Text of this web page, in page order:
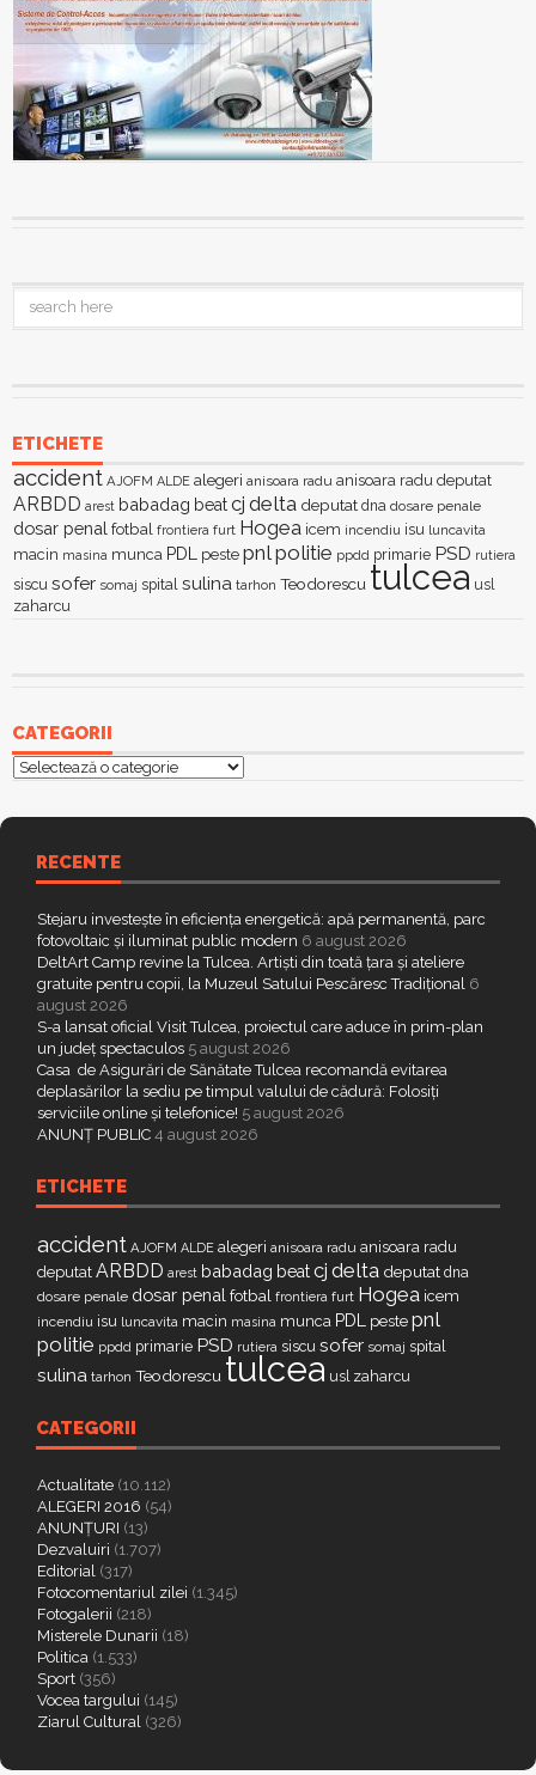
ETICHETE
accident AJOFM ALDE alegeri anisoara radu anisoara radu deputat
ARBDD arest babadag beatcj delta deputat dna dosare penale
dosar penal fotbal frontiera furt Hogea icem incendiu isu luncavita
macin masina munca PDL peste pnl politie ppdd primarie PSD rutiera
siscu sofer somaj spital sulina tarhon Teodorescu tulcea usl
zaharcu
CATEGORII
Categorii
RECENTE
Stejaru investește în eficiența energetică: apă permanentă, parc
fotovoltaic și iluminat public modern 6 august 2026
DeltArt Camp revine la Tulcea. Artiști din toată țara și ateliere
gratuite pentru copii, la Muzeul Satului Pescăresc Tradițional 6
august 2026
S-a lansat oficial Visit Tulcea, proiectul care aduce în prim-plan
un județ spectaculos 5 august 2026
Casa de Asigurări de Sănătate Tulcea recomandă evitarea
deplasărilor la sediu pe timpul valului de cădură: Folosiți
serviciile online și telefonice! 5 august 2026
ANUNȚ PUBLIC 4 august 2026
ETICHETE
accident AJOFM ALDE alegeri anisoara radu anisoara radu
deputat ARBDD arest babadag beatcj delta deputat dna
dosare penale dosar penal fotbal frontiera furt Hogea icem
incendiu isu luncavita macin masina munca PDL peste pnl
politie ppdd primarie PSD rutiera siscu sofer somaj spital
sulina tarhon Teodorescu tulcea usl zaharcu
CATEGORII
Actualitate (10.112)
ALEGERI 2016 (54)
ANUNȚURI (13)
Dezvaluiri (1.707)
Editorial (317)
Fotocomentariul zilei (1.345)
Fotogalerii (218)
Misterele Dunarii (18)
Politica (1.533)
Sport (356)
Vocea targului (145)
Ziarul Cultural (326)